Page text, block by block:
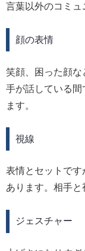
言葉以外のコミュ
顔の表情
笑顔、困った顔
手が話している間
ます。
視線
表情とセットで
あります。相手と
ジェスチャー